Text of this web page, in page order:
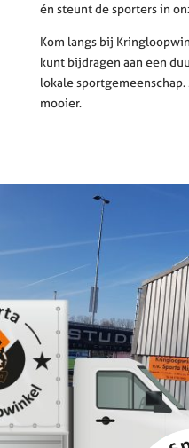
én steunt de sporters in
Kom langs bij
kunt bijdragen aan een
lokale
mooier.